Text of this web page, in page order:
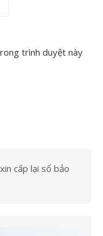
trình duyệt này
cấp lại sổ bảo